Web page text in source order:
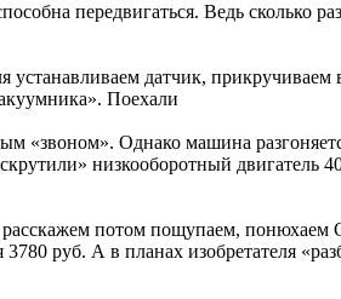
передвигаться. Ведь сколько
устанавливаем датчик, прикручиваем
Поехали
«звоном». Однако машина
низкооборотный двигатель
потом пощупаем, понюхаем
руб. А в планах изобретателя